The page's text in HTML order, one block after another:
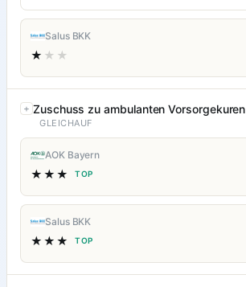
Salus BKK
★ ★★
Zuschuss zu ambulanten Vorsorgekuren
GLEICHAUF
AOK Bayern
★★★ TOP
Salus BKK
★★★ TOP